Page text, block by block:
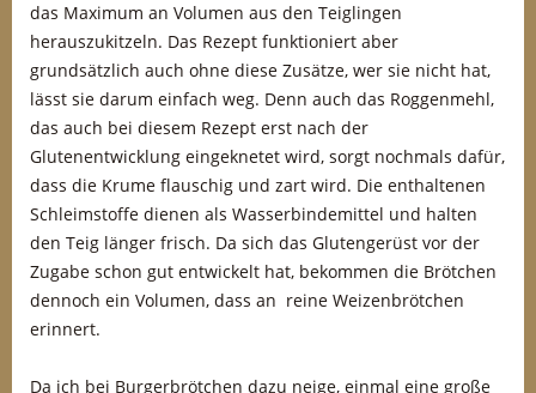
das Maximum an Volumen aus den Teiglingen
herauszukitzeln. Das Rezept funktioniert aber
grundsätzlich auch ohne diese Zusätze, wer sie nicht hat,
lässt sie darum einfach weg. Denn auch das Roggenmehl,
das auch bei diesem Rezept erst nach der
Glutenentwicklung eingeknetet wird, sorgt nochmals dafür,
dass die Krume flauschig und zart wird. Die enthaltenen
Schleimstoffe dienen als Wasserbindemittel und halten
den Teig länger frisch. Da sich das Glutengerüst vor der
Zugabe schon gut entwickelt hat, bekommen die Brötchen
dennoch ein Volumen, dass an reine Weizenbrötchen
erinnert.
Da ich bei Burgerbrötchen dazu neige, einmal eine große